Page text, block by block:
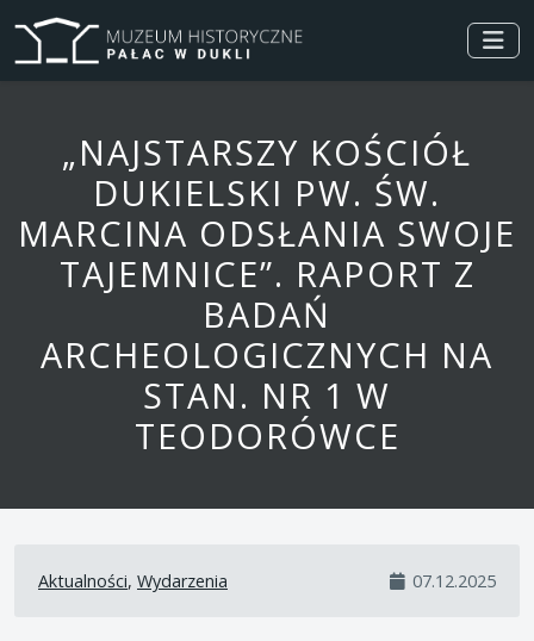
„NAJSTARSZY KOŚCIÓŁ
DUKIELSKI PW. ŚW.
MARCINA ODSŁANIA SWOJE
TAJEMNICE”. RAPORT Z
BADAŃ
ARCHEOLOGICZNYCH NA
STAN. NR 1 W
TEODORÓWCE
Aktualności, Wydarzenia 07.12.2025